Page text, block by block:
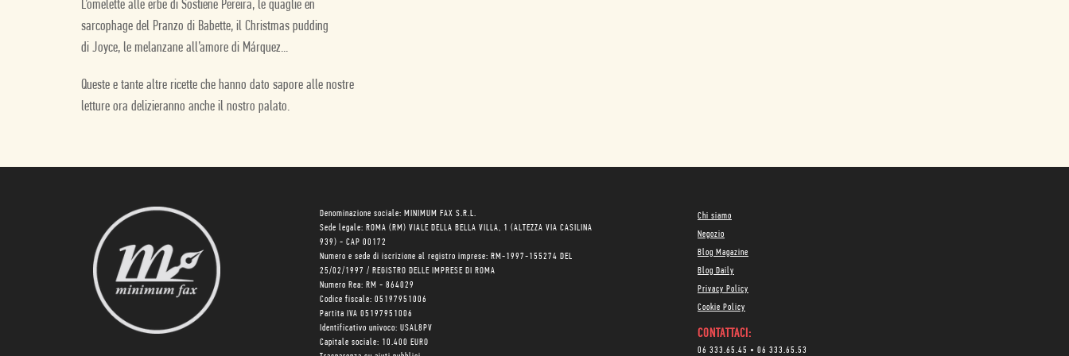
L’omelette alle erbe di Sostiene Pereira, le quaglie en
sarcophage del Pranzo di Babette, il Christmas pudding
di Joyce, le melanzane all’amore di Márquez...
Queste e tante altre ricette che hanno dato sapore alle nostre
letture ora delizieranno anche il nostro palato.
Denominazione sociale: MINIMUM FAX S.R.L.
Sede legale: ROMA (RM) VIALE DELLA BELLA VILLA, 1 (ALTEZZA VIA CASILINA
939) - CAP 00172
Numero e sede di iscrizione al registro imprese: RM-1997-155274 DEL
25/02/1997 / REGISTRO DELLE IMPRESE DI ROMA
Numero Rea: RM - 864029
Codice fiscale: 05197951006
Partita IVA 05197951006
Identificativo univoco: USAL8PV
Capitale sociale: 10.400 EURO
Chi siamo
Negozio
Blog Magazine
Blog Daily
Privacy Policy
Cookie Policy
CONTATTACI:
06 333.65.45 • 06 333.65.53